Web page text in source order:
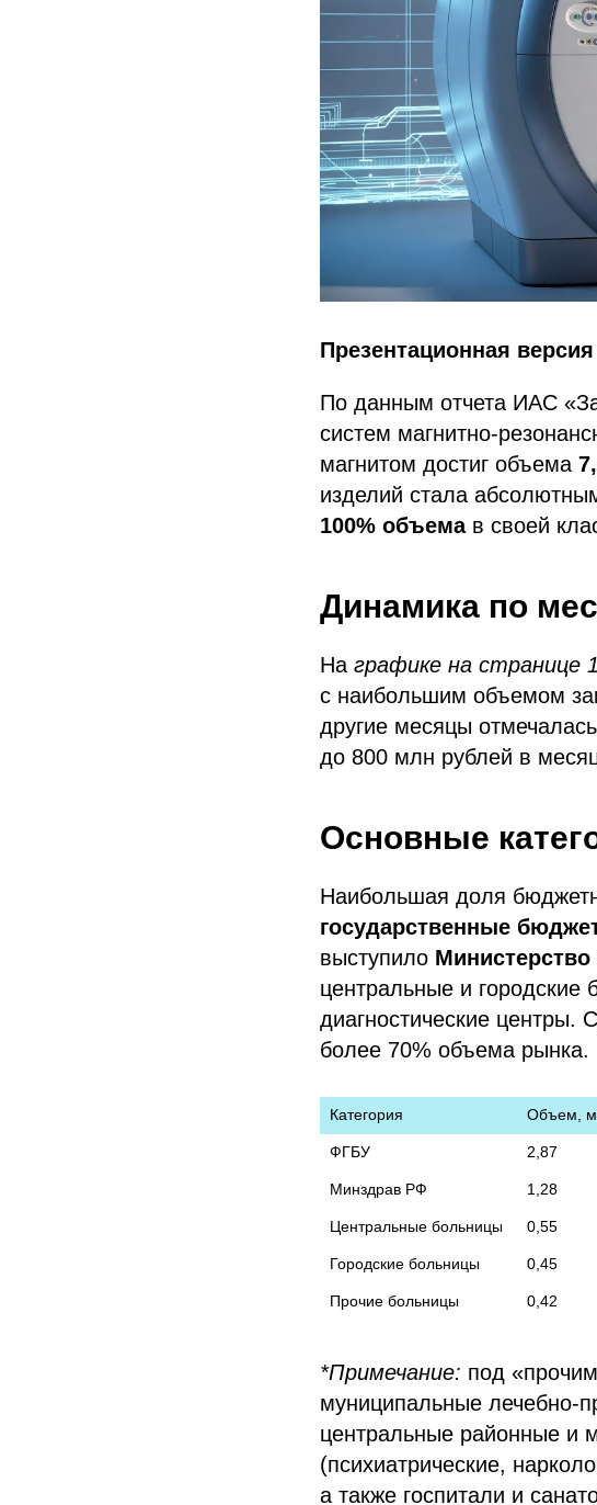
Презентационная
По данным отчета ИАС
систем магнитно-
магнитом достиг объема
изделий стала
100% объемав своей
Динамика по
На графике на странице 1
с наибольшим объемом
другие месяцы
до 800 млн рублей в
Основные
Наибольшая доля
государственные
выступило
центральные и городские
диагностические центры.
более 70% объема рынка.
Категория Объем,
ФГБУ 2,87
Минздрав РФ 1,28
Центральные больницы 0,55
Городские больницы 0,45
Прочие больницы 0,42
*Примечание: под
муниципальные лечебно-
центральные районные и
(психиатрические,
а также госпитали и